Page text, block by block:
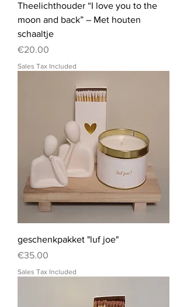
Theelichthouder “I love you to the
moon and back” – Met houten
schaaltje
Price
€20.00
Sales Tax Included
geschenkpakket "luf joe"
Price
€35.00
Sales Tax Included